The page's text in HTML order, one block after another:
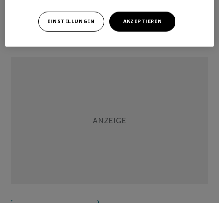
Virus in der Schweiz habe.
EINSTELLUNGEN AKZEPTIEREN